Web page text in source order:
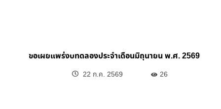
ขอเผยแพร่งบทดลองประจำเดือนมิถุนายน พ.ศ. 2569
22 ก.ค. 2569 26